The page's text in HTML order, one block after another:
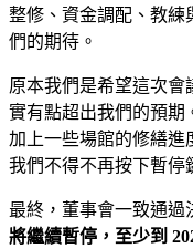
整修、資金調配、教練
們的期待。
原本我們是希望這次會
實有點超出我們的預期
加上一些場館的修繕進
我們不得不再按下暫停
最終，董事會一致通過
將繼續暫停，至少到